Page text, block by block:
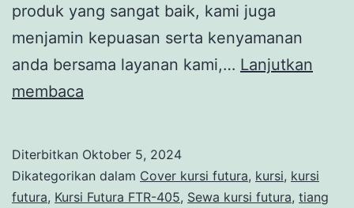
produk yang sangat baik, kami juga
menjamin kepuasan serta kenyamanan
anda bersama layanan kami,… Lanjutkan
membaca
Stainless
Sabuk
Diterbitkan Oktober 5, 2024
Dikategorikan dalam Cover kursi futura, kursi, kursi
futura, Kursi Futura FTR-405, Sewa kursi futura, tiang